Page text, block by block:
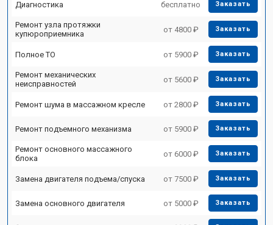
Диагностика бесплатно Заказать
Ремонт узла протяжки
купюроприемника
от 4800 ₽ Заказать
Полное ТО от 5900 ₽ Заказать
Ремонт механических
неисправностей
от 5600 ₽ Заказать
Ремонт шума в массажном кресле от 2800 ₽ Заказать
Ремонт подъемного механизма от 5900 ₽ Заказать
Ремонт основного массажного
блока
от 6000 ₽ Заказать
Замена двигателя подъема/спуска от 7500 ₽ Заказать
Замена основного двигателя от 5000 ₽ Заказать